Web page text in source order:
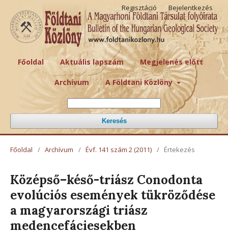
Főoldal Aktuális lapszám Megjelenés előtt
Archívum A Földtani Közlöny
Keresés
Regisztáció Bejelentkezés
Főoldal / Archívum / Évf. 141 szám 2 (2011) / Értekezés
Középső–késő-triász Conodonta
evolúciós események tükröződése
a magyarországi triász
medencefáciesekben